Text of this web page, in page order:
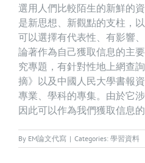
選用人們比較陌生的新鮮的
是新思想、新觀點的支柱，
可以選擇有代表性、有影響
論著作為自己獲取信息的主
究專題，有針對性地上網查
摘》以及中國人民大學書報
專業、學科的專集。由於它
因此可以作為我們獲取信息的
By EM論文代寫 | Categories: 學習資料